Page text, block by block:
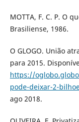
MOTTA, F. C. P. O
Brasiliense, 1986.
O GLOGO. União
para 2015.
https://
pode-deixar-2-
ago 2018.